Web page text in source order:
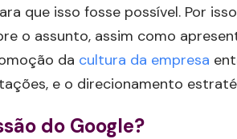
que isso fosse possível. Por
o assunto, assim como
da cultura da empresa
e o direcionamento
do Google?